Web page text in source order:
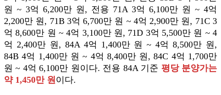
원 ~ 3억 6,200만 원, 전용 71A 3억 6,100만 원 ~ 4억
2,200만 원, 71B 3억 6,700만 원 ~ 4억 2,900만 원, 71C 3
억 8,600만 원 ~ 4억 3,100만 원, 71D 3억 5,500만 원 ~ 4
억 2,400만 원, 84A 4억 1,400만 원 ~ 4억 8,500만 원,
84B 4억 1,400만 원 ~ 4억 8,400만 원, 84C 4억 1,700만
원 ~ 4억 6,100만 원이다. 전용 84A 기준 평당 분양가는
약 1,450만 원이다.